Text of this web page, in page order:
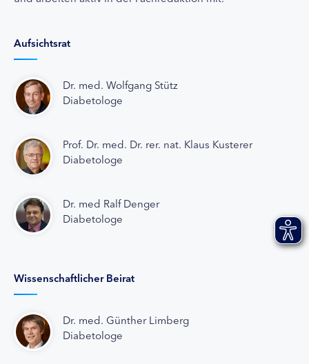
Aufsichtsrat
Dr. med. Wolfgang Stütz
Diabetologe
Prof. Dr. med. Dr. rer. nat. Klaus Kusterer
Diabetologe
Dr. med Ralf Denger
Diabetologe
Wissenschaftlicher Beirat
Dr. med. Günther Limberg
Diabetologe